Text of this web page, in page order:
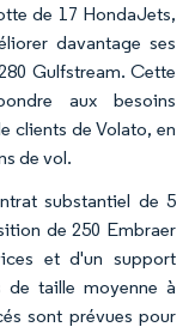
de 17 HondaJets,
davantage ses
Gulfstream. Cette
aux besoins
clients de Volato, en
de vol.
substantiel de 5
de 250 Embraer
et d'un support
taille moyenne à
sont prévues pour